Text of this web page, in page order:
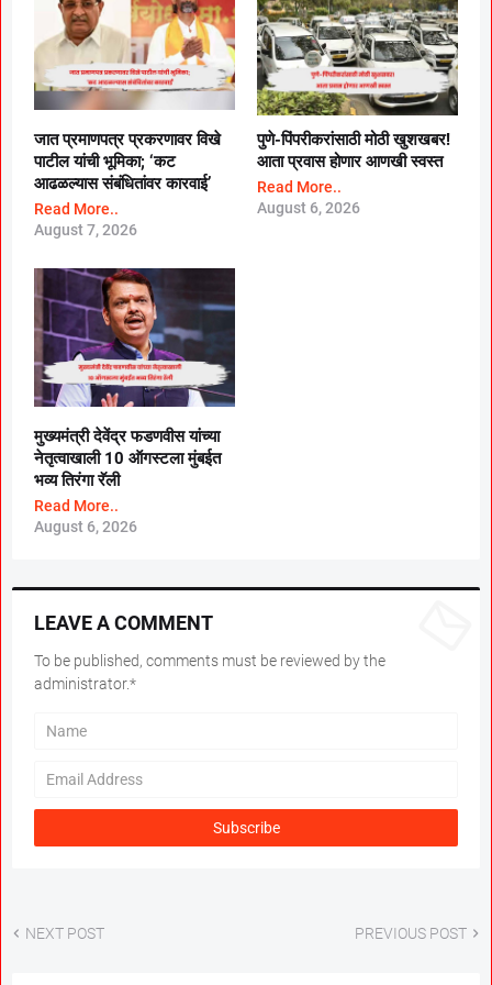
जात प्रमाणपत्र प्रकरणावर विखे
पाटील यांची भूमिका; ‘कट
आढळल्यास संबंधितांवर कारवाई’
Read More..
August 7, 2026
पुणे-पिंपरीकरांसाठी मोठी खुशखबर!
आता प्रवास होणार आणखी स्वस्त
Read More..
August 6, 2026
मुख्यमंत्री देवेंद्र फडणवीस यांच्या
नेतृत्वाखाली 10 ऑगस्टला मुंबईत
भव्य तिरंगा रॅली
Read More..
August 6, 2026
LEAVE A COMMENT
To be published, comments must be reviewed by the
administrator.*
NEXT POST PREVIOUS POST